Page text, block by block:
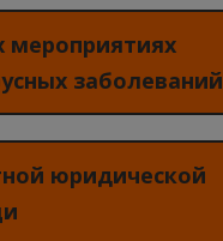
мероприятиях
заболеваний
юридической